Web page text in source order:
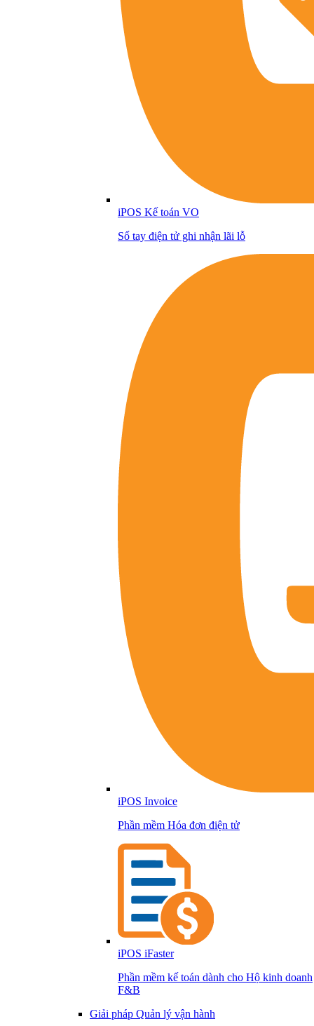
iPOS Kế toán VO
Sổ tay điện tử ghi nhận lãi lỗ
iPOS Invoice
Phần mềm Hóa đơn điện tử
iPOS iFaster
Phần mềm kế toán dành cho Hộ kinh doanh
F&B
Giải pháp Quản lý vận hành